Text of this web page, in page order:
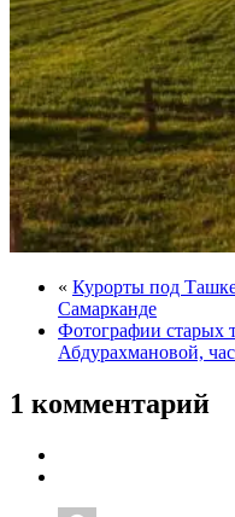
« Курорты под
Самарканде
Фотографии старых
Абдурахмановой,
1 комментарий